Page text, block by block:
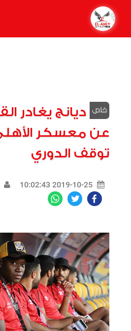
ديانج يغادر
عن معسكر
توقف الدوري
2019-10-25 10:02:43
Facebook
Twitter